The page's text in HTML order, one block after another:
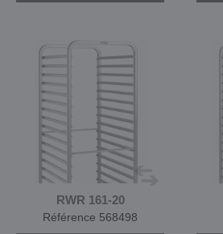
RWR 161-20
Référence 568498